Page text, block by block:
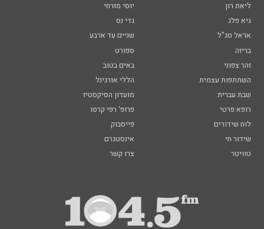
ליאת רון
יוסי מזרחי
גיא פלג
גדי נס
אראל סג"ל
שניים עד ארבע
בריזה
ספורט
זהר צפוני
באים בטוב
השתתפות עצמית
הללי אורגינל
שבת עברית
מועדון הסיקסטיז
רופא פרטי
פרופ' רפי קרסו
לוח שידורים
פייסבוק
שידור חי
אינסטגרם
טוויטר
צרו קשר